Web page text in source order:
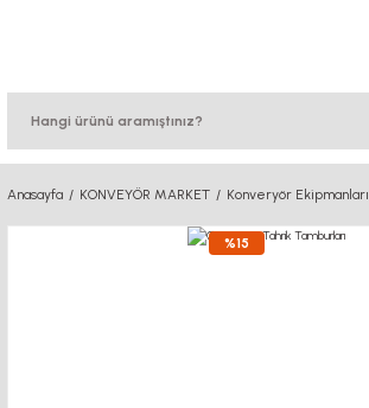
Anasayfa KONVEYÖR MARKET Konveryör Ekipmanları
%15